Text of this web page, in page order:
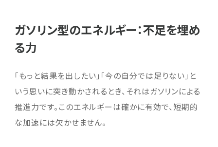
ガソリン型のエネルギー：不足を埋め
る力
「もっと結果を出したい」「今の自分では足りない」と
いう思いに突き動かされるとき、それはガソリンによる
推進力です。このエネルギーは確かに有効で、短期的
な加速には欠かせません。